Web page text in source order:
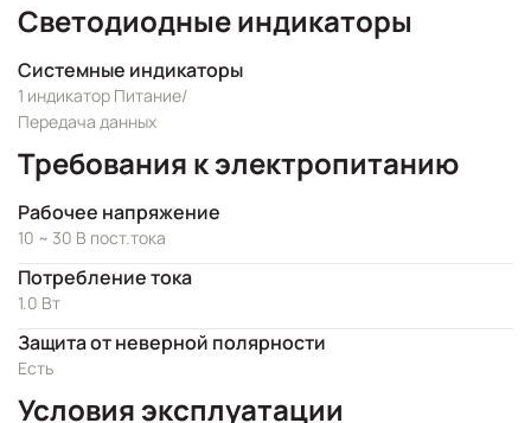
Светодиодные индикаторы
Системные индикаторы
1 индикатор Питание/
Передача данных
Требования к электропитанию
Рабочее напряжение
10 ~ 30 В пост.тока
Потребление тока
1.0 Вт
Защита от неверной полярности
Есть
Условия эксплуатации